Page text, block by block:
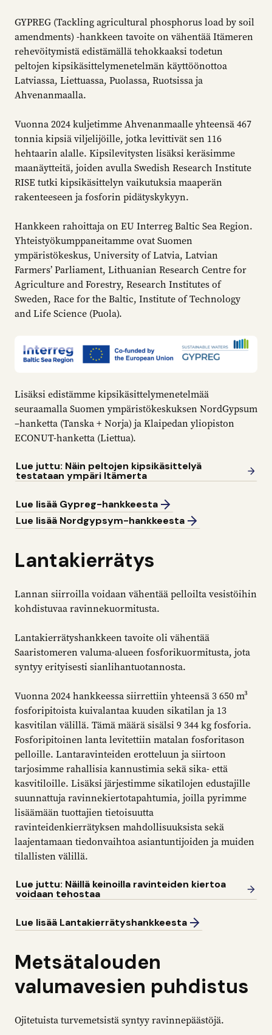
GYPREG (Tackling agricultural phosphorus load by soil
amendments) -hankkeen tavoite on vähentää Itämeren
rehevöitymistä edistämällä tehokkaaksi todetun
peltojen kipsikäsittelymenetelmän käyttöönottoa
Latviassa, Liettuassa, Puolassa, Ruotsissa ja
Ahvenanmaalla.
Vuonna 2024 kuljetimme Ahvenanmaalle yhteensä 467
tonnia kipsiä viljelijöille, jotka levittivät sen 116
hehtaarin alalle. Kipsilevitysten lisäksi keräsimme
maanäytteitä, joiden avulla Swedish Research Institute
RISE tutki kipsikäsittelyn vaikutuksia maaperän
rakenteeseen ja fosforin pidätyskykyyn.
Hankkeen rahoittaja on EU Interreg Baltic Sea Region.
Yhteistyökumppaneitamme ovat Suomen
ympäristökeskus, University of Latvia, Latvian
Farmers’ Parliament, Lithuanian Research Centre for
Agriculture and Forestry, Research Institutes of
Sweden, Race for the Baltic, Institute of Technology
and Life Science (Puola).
Lisäksi edistämme kipsikäsittelymenetelmää
seuraamalla Suomen ympäristökeskuksen NordGypsum
–hanketta (Tanska + Norja) ja Klaipedan yliopiston
ECONUT-hanketta (Liettua).
Lue juttu: Näin peltojen kipsikäsittelyä
testataan ympäri Itämerta
Lue lisää Gypreg-hankkeesta
Lue lisää Nordgypsym-hankkeesta
Lantakierrätys
Lannan siirroilla voidaan vähentää pelloilta vesistöihin
kohdistuvaa ravinnekuormitusta.
Lantakierrätyshankkeen tavoite oli vähentää
Saaristomeren valuma-alueen fosforikuormitusta, jota
syntyy erityisesti sianlihantuotannosta.
Vuonna 2024 hankkeessa siirrettiin yhteensä 3 650 m³
fosforipitoista kuivalantaa kuuden sikatilan ja 13
kasvitilan välillä. Tämä määrä sisälsi 9 344 kg fosforia.
Fosforipitoinen lanta levitettiin matalan fosforitason
pelloille. Lantaravinteiden erotteluun ja siirtoon
tarjosimme rahallisia kannustimia sekä sika- että
kasvitiloille. Lisäksi järjestimme sikatilojen edustajille
suunnattuja ravinnekiertotapahtumia, joilla pyrimme
lisäämään tuottajien tietoisuutta
ravinteidenkierrätyksen mahdollisuuksista sekä
laajentamaan tiedonvaihtoa asiantuntijoiden ja muiden
tilallisten välillä.
Lue juttu: Näillä keinoilla ravinteiden kiertoa
voidaan tehostaa
Lue lisää Lantakierrätyshankkeesta
Metsätalouden
valumavesien puhdistus
Ojitetuista turvemetsistä syntyy ravinnepäästöjä.